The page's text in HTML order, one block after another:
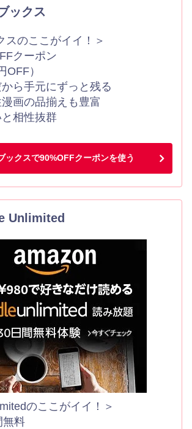
ックス
スのここがイイ！＞
クーポン
OFF）
ら手元にずっと残る
画の品揃えも豊富
相性抜群
ックスで90%OFFクーポンを使う
Unlimited
のここがイイ！＞
料